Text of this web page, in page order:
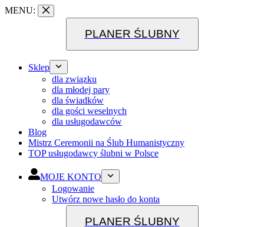
Przejdź
MENU:
PLANER ŚLUBNY
Sklep
dla związku
dla młodej pary
dla świadków
dla gości weselnych
dla usługodawców
Blog
Mistrz Ceremonii na Ślub Humanistyczny
TOP usługodawcy ślubni w Polsce
MOJE KONTO
Logowanie
Utwórz nowe hasło do konta
PLANER ŚLUBNY